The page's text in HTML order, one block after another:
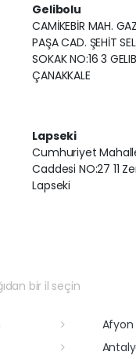
Gelibolu
CAMİKEBİR MAH.
PAŞA CAD. ŞEHİT
SOKAK NO:16 3
ÇANAKKALE
Lapseki
Cumhuriyet
Caddesi NO:27 11
Lapseki
bir il seçin
Afyon